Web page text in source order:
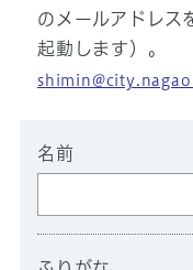
のメールアドレス
起動します）。
名前